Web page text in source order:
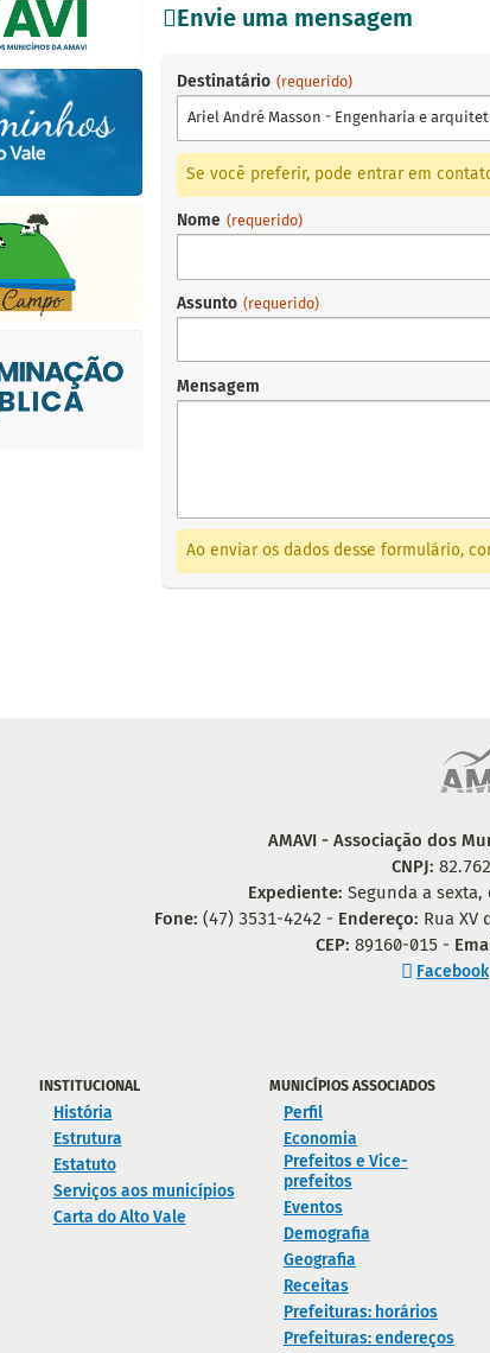
Envie uma mensagem
Destinatário (requerido)
Ariel André Masson - Engenharia e
Se você preferir, pode entrar em
Nome (requerido)
Assunto (requerido)
Mensagem
Ao enviar os dados desse formulário,
AMAVI - Associação dos
CNPJ:
Expediente: Segunda a sexta,
Fone: (47) 3531-4242 - Endereço: Rua XV
CEP: 89160-015 -
Facebook
INSTITUCIONAL
História
Estrutura
Estatuto
Serviços aos municípios
Carta do Alto Vale
MUNICÍPIOS ASSOCIADOS
Perfil
Economia
Prefeitos e Vice-
prefeitos
Eventos
Demografia
Geografia
Receitas
Prefeituras: horários
Prefeituras: endereços